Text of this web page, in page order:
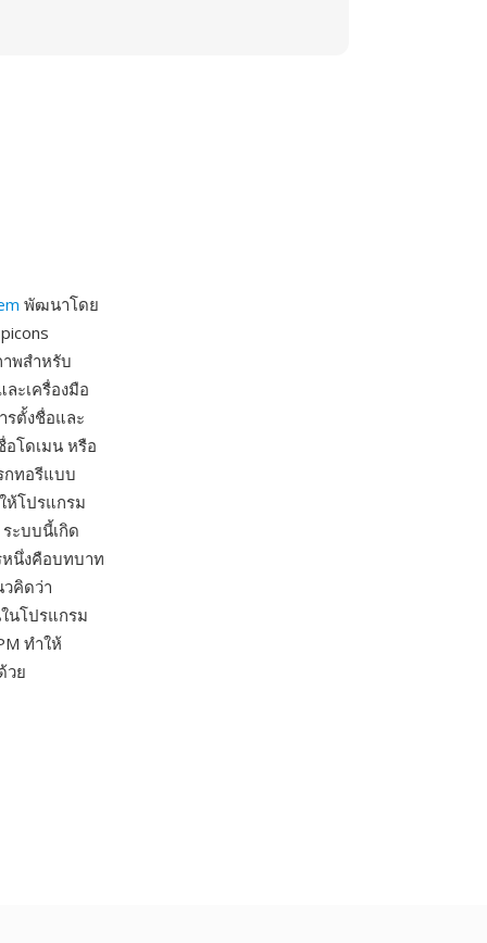
พัฒนาโดย
พสำหรับ
ะเครื่องมือ
รตั้งชื่อและ
โดเมน หรือ
กทอรีแบบ
ห้โปรแกรม
ะบบนี้เกิด
นึ่งคือบทบาท
คิดว่า
นโปรแกรม
ทำให้
วย